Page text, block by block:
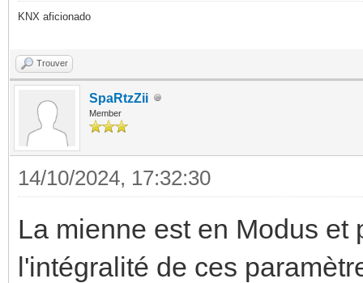
KNX aficionado
Trouver
SpaRtzZii
Member
14/10/2024, 17:32:30
La mienne est en Modus
l'intégralité de ces